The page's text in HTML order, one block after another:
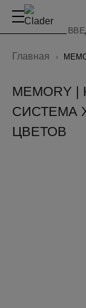
Главная
MEMORY
СИСТЕМА
ЦВЕТОВ